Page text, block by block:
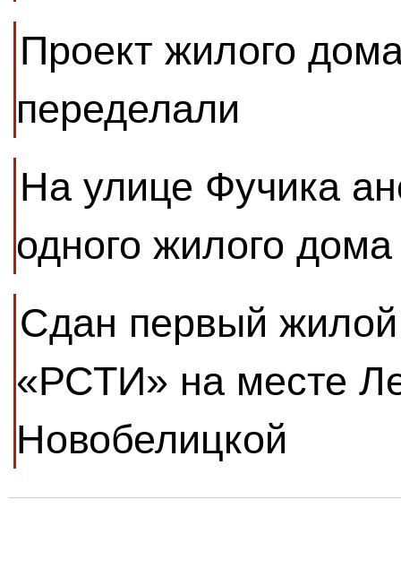
Проект жилого
переделали
На улице Фучика
одного жилого
Сдан первый
«РСТИ» на месте
Новобелицкой